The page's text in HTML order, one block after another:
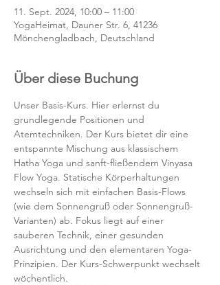
11. Sept. 2024, 10:00 – 11:00
YogaHeimat, Dauner Str. 6, 41236
Mönchengladbach, Deutschland
Über diese Buchung
Unser Basis-Kurs. Hier erlernst du
grundlegende Positionen und
Atemtechniken. Der Kurs bietet dir eine
entspannte Mischung aus klassischem
Hatha Yoga und sanft-fließendem Vinyasa
Flow Yoga. Statische Körperhaltungen
wechseln sich mit einfachen Basis-Flows
(wie dem Sonnengruß oder Sonnengruß-
Varianten) ab. Fokus liegt auf einer
sauberen Technik, einer gesunden
Ausrichtung und den elementaren Yoga-
Prinzipien. Der Kurs-Schwerpunkt wechselt
wöchentlich.